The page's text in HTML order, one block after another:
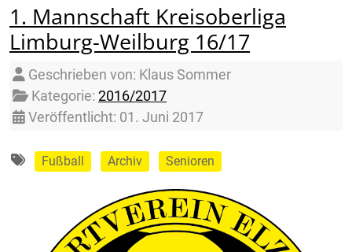
1. Mannschaft Kreisoberliga
Limburg-Weilburg 16/17
Details
Geschrieben von: Klaus Sommer
Kategorie: 2016/2017
Veröffentlicht: 01. Juni 2017
Fußball Archiv Senioren